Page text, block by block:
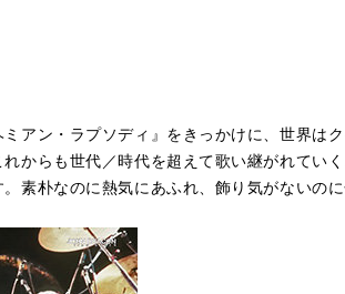
アン・ラプソディ』をきっかけに、世界は
からも世代／時代を超えて歌い継がれてい
素朴なのに熱気にあふれ、飾り気がないの